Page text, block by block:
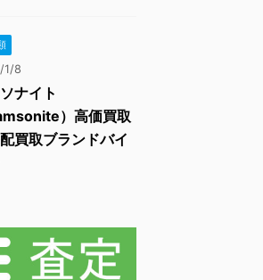
1/8
ナイト
）高価買取
配買取ブランドバイ